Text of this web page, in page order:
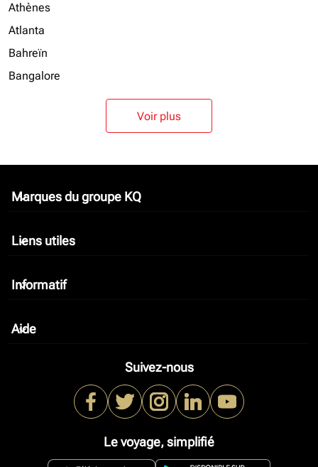
Athènes
Atlanta
Bahreïn
Bangalore
Voir plus
Marques du groupe KQ
keyboard_arrow_down
Liens utiles
keyboard_arrow_down
Informatif
keyboard_arrow_down
Aide
keyboard_arrow_down
Suivez-nous
Le voyage, simplifié